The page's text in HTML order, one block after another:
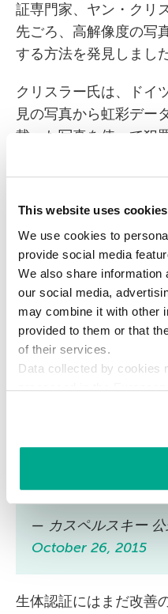
This website uses cookies
We use cookies to
provide social media
We also share information
our social media,
may combine it with other
provided to them or that
of their services.
Data collected by cookies
processed in the
証専門家、ヤン・クリ
先ごろ、高解像度の写
する方法を発見しまし
クリスラー氏は、ドイ
見の写真から虹彩デー
載った写真を使って犯
性があります。また
に印刷すれば、虹彩ス
とも確認されました。
指紋の偽造も同じくら
リスラー氏は一般的な
ンズを使って偽造に成
写真があれば、犯罪者
単に指紋スキャナーを
ー」の監視の目を逃
生み出した、独創性
pic.twitter.com/
— カスペルスキー 公
October 26, 2015
生体認証にはまだ改善